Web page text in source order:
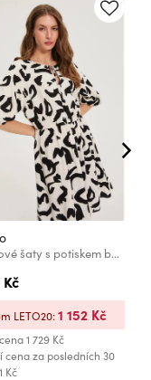
Viskózové šaty s potiskem béžové Moodo
1 729 Kč
cena za posledních 30
Kč
LETO20:1 152 Kč